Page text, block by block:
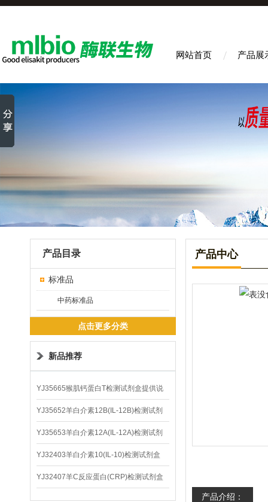
网站首页 产品展
产品目录
标准品
中药标准品
点击更多分类
新品推荐
YJ35665猴肌钙蛋白T检测试剂盒提供说
明书
YJ35652羊白介素12B(IL-12B)检测试剂
盒
YJ35653羊白介素12A(IL-12A)检测试剂
盒
YJ32403羊白介素10(IL-10)检测试剂盒
YJ32407羊C反应蛋白(CRP)检测试剂盒
产品中心
产品介绍：